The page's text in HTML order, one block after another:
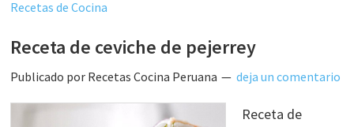
Recetas de Cocina
Receta de ceviche de pejerrey
Publicado por Recetas Cocina Peruana deja un comentario
Receta de